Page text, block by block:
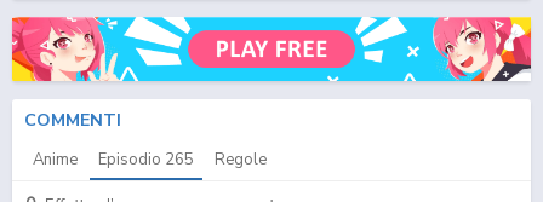
COMMENTI
Anime Episodio 265 Regole